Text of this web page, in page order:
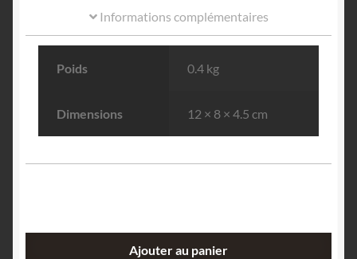
Informations complémentaires
Poids 0.4 kg
Dimensions 12 × 8 × 4.5 cm
Ajouter au panier